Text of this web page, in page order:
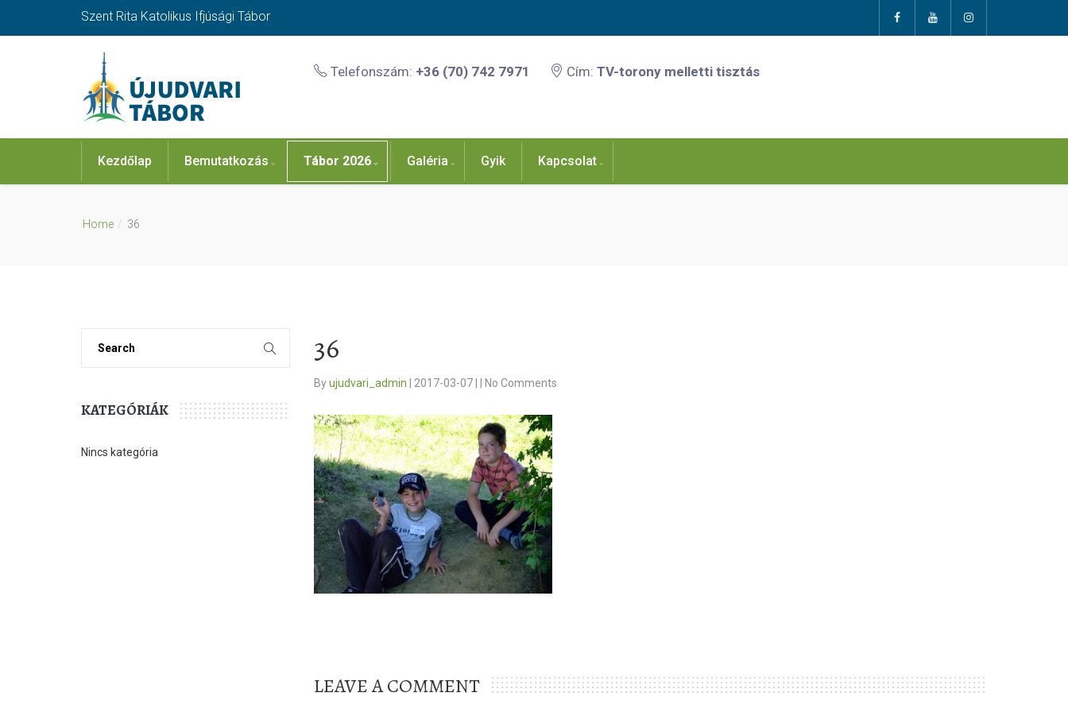
Szent Rita Katolikus Ifjúsági Tábor
Telefonszám: +36 (70) 742 7971 Cím: TV-torony melletti tisztás
Kezdőlap Bemutatkozás Tábor 2026 Galéria Gyik Kapcsolat
Home 36
KATEGÓRIÁK
Nincs kategória
36
Byujudvari_admin 2017-03-07 No Comments
LEAVE A COMMENT